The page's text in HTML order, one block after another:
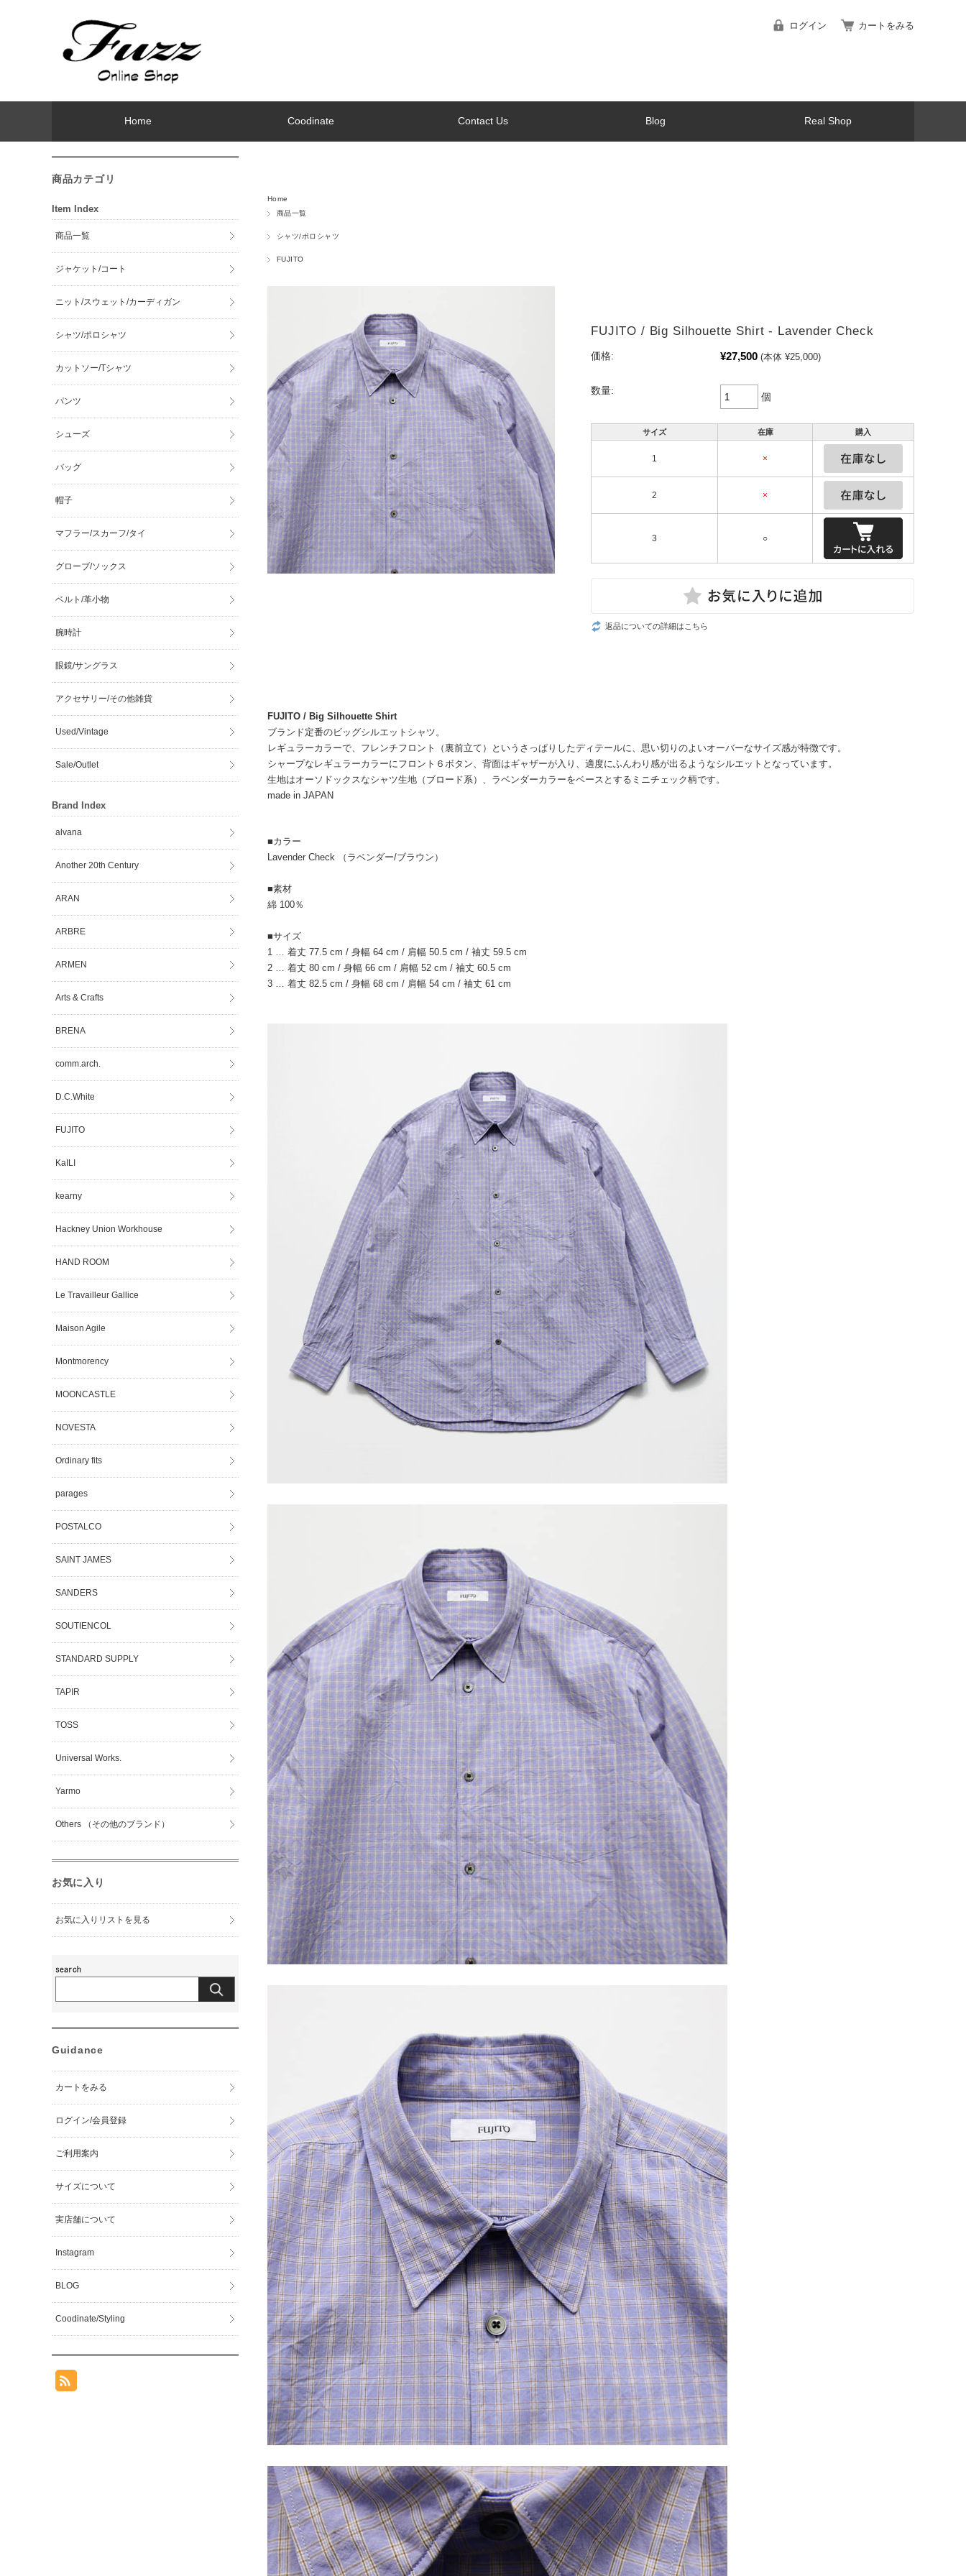
ログイン カートをみる
Home Coodinate Contact Us Blog Real Shop
Home
商品一覧
シャツ/ポロシャツ
FUJITO
FUJITO / Big Silhouette Shirt - Lavender Check
価格: ¥27,500 (本体 ¥25,000)
数量:
個
サイズ 在庫 購入
1 ×
2 ×
3 ○
返品についての詳細はこちら
FUJITO / Big Silhouette Shirt
ブランド定番のビッグシルエットシャツ。
レギュラーカラーで、フレンチフロント（裏前立て）というさっぱりしたディテールに、思い切りのよいオーバーなサイズ感が特徴です。
シャープなレギュラーカラーにフロント６ボタン、背面はギャザーが入り、適度にふんわり感が出るようなシルエットとなっています。
生地はオーソドックスなシャツ生地（ブロード系）、ラベンダーカラーをベースとするミニチェック柄です。
made in JAPAN
■カラー
Lavender Check （ラベンダー/ブラウン）
■素材
綿 100％
■サイズ
1 … 着丈 77.5 cm / 身幅 64 cm / 肩幅 50.5 cm / 袖丈 59.5 cm
2 … 着丈 80 cm / 身幅 66 cm / 肩幅 52 cm / 袖丈 60.5 cm
3 … 着丈 82.5 cm / 身幅 68 cm / 肩幅 54 cm / 袖丈 61 cm
商品カテゴリ
Item Index
商品一覧
ジャケット/コート
ニット/スウェット/カーディガン
シャツ/ポロシャツ
カットソー/Tシャツ
パンツ
シューズ
バッグ
帽子
マフラー/スカーフ/タイ
グローブ/ソックス
ベルト/革小物
腕時計
眼鏡/サングラス
アクセサリー/その他雑貨
Used/Vintage
Sale/Outlet
Brand Index
alvana
Another 20th Century
ARAN
ARBRE
ARMEN
Arts & Crafts
BRENA
comm.arch.
D.C.White
FUJITO
KaILI
kearny
Hackney Union Workhouse
HAND ROOM
Le Travailleur Gallice
Maison Agile
Montmorency
MOONCASTLE
NOVESTA
Ordinary fits
parages
POSTALCO
SAINT JAMES
SANDERS
SOUTIENCOL
STANDARD SUPPLY
TAPIR
TOSS
Universal Works.
Yarmo
Others （その他のブランド）
お気に入り
お気に入りリストを見る
Guidance
カートをみる
ログイン/会員登録
ご利用案内
サイズについて
実店舗について
Instagram
BLOG
Coodinate/Styling